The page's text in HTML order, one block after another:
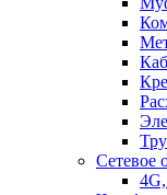
Сетевое